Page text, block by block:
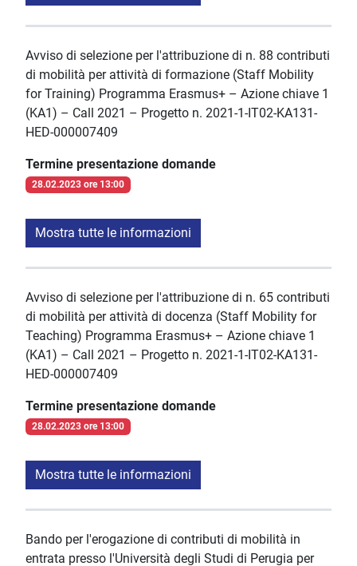
Avviso di selezione per l'attribuzione di n. 88 contributi
di mobilità per attività di formazione (Staff Mobility
for Training) Programma Erasmus+ – Azione chiave 1
(KA1) – Call 2021 – Progetto n. 2021-1-IT02-KA131-
HED-000007409
Termine presentazione domande
28.02.2023 ore 13:00
Mostra tutte le informazioni
Avviso di selezione per l'attribuzione di n. 65 contributi
di mobilità per attività di docenza (Staff Mobility for
Teaching) Programma Erasmus+ – Azione chiave 1
(KA1) – Call 2021 – Progetto n. 2021-1-IT02-KA131-
HED-000007409
Termine presentazione domande
28.02.2023 ore 13:00
Mostra tutte le informazioni
Bando per l'erogazione di contributi di mobilità in
entrata presso l'Università degli Studi di Perugia per